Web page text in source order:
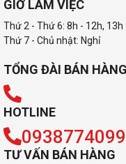
GIỜ LÀM VIỆC
Thứ 2 - Thứ 6: 8h - 12h, 13h
Thứ 7 - Chủ nhật: Nghỉ
TỔNG ĐÀI BÁN HÀNG
HOTLINE
0938774099
TƯ VẤN BÁN HÀNG